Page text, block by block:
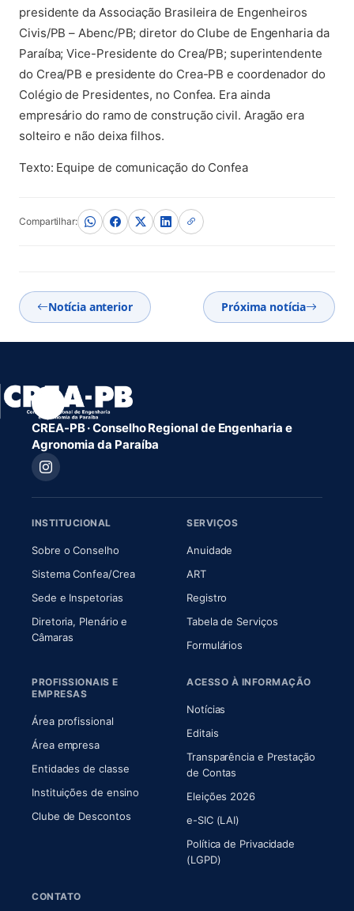
presidente da Associação Brasileira de Engenheiros
Civis/PB – Abenc/PB; diretor do Clube de Engenharia da
Paraíba; Vice-Presidente do Crea/PB; superintendente
do Crea/PB e presidente do Crea-PB e coordenador do
Colégio de Presidentes, no Confea. Era ainda
empresário do ramo de construção civil. Aragão era
solteiro e não deixa filhos.
Texto: Equipe de comunicação do Confea
Compartilhar:
Notícia anterior Próxima notícia
CREA-PB · Conselho Regional de Engenharia e
Agronomia da Paraíba
INSTITUCIONAL
Sobre o Conselho(abre em nova aba)
Sistema Confea/Crea(abre em nova aba)
Sede e Inspetorias
Diretoria, Plenário e
Câmaras(abre em nova aba)
SERVIÇOS
Anuidade
ART(abre em nova aba)
Registro
Tabela de Serviços
Formulários
PROFISSIONAIS E
EMPRESAS
Área profissional
Área empresa
Entidades de classe
Instituições de ensino
Clube de Descontos
ACESSO À INFORMAÇÃO
Notícias
Editais
Transparência e Prestação
de Contas
Eleições 2026
e-SIC (LAI)
Política de Privacidade
(LGPD)
CONTATO